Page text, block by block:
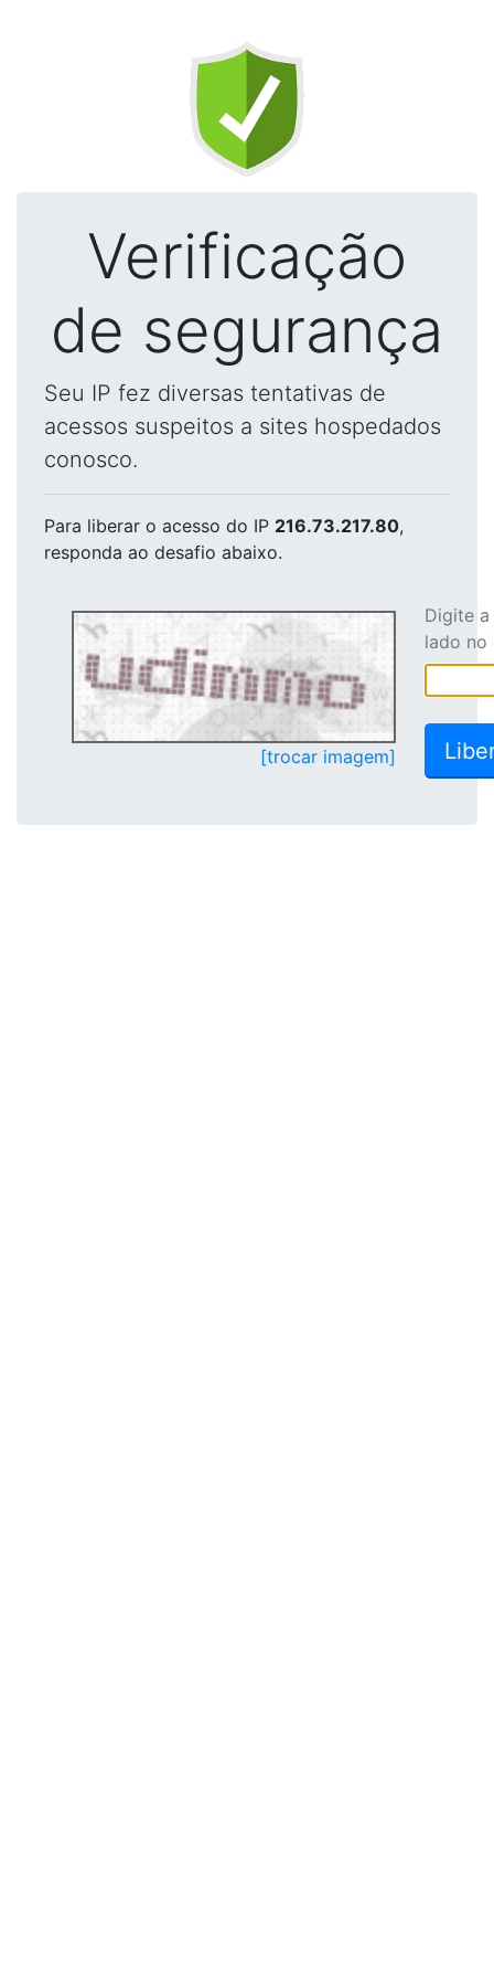
Verificação
de segurança
Seu IP fez diversas tentativas de
acessos suspeitos a sites hospedados
conosco.
Para liberar o acesso do IP 216.73.217.80,
responda ao desafio abaixo.
[trocar imagem]
Digite
lado no